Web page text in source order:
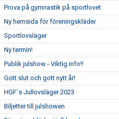
Prova på gymnastik på sportlovet
Ny hemsida för föreningskläder
Sportlovsläger
Ny termin!
Publik julshow - Viktig info!!
Gott slut och gott nytt år!
HGF´s Jullovsläger 2023
Biljetter till julshowen